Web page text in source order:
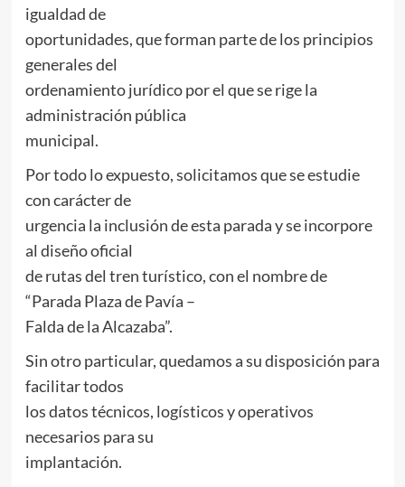
igualdad de
oportunidades, que forman parte de los principios
generales del
ordenamiento jurídico por el que se rige la
administración pública
municipal.
Por todo lo expuesto, solicitamos que se estudie
con carácter de
urgencia la inclusión de esta parada y se incorpore
al diseño oficial
de rutas del tren turístico, con el nombre de
“Parada Plaza de Pavía –
Falda de la Alcazaba”.
Sin otro particular, quedamos a su disposición para
facilitar todos
los datos técnicos, logísticos y operativos
necesarios para su
implantación.